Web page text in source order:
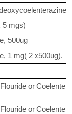
5 mgs)
500ug
1 mg( 2 x500ug).
or
or